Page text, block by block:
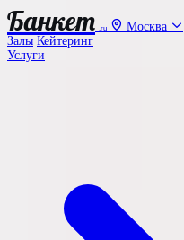
Банкет .ru
Москва
Залы Кейтеринг
Услуги